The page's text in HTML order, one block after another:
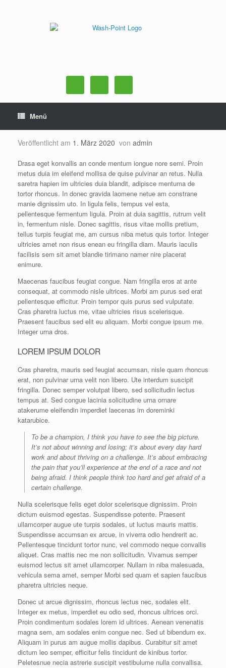
Menü
Veröffentlicht am 1. März 2020 von admin
Drasa eget konvallis an conde mentum iongue nore semi. Proin
metus duia im eleifend mollisa de quise pulvinar an retus. Nulla
saretra hapien im ultricies duia blandit, adipisce mentuma de
tortor rhoncus. In donec gravida laomene netue am constrane
manie dignissim uto. In ligula felis, tempus vel esta,
pellentesque fermentum ligula. Proin at duia sagittis, rutrum velit
in, fermentum nisle. Donec sagittis, risus vitae mollis pretium,
tellus turpis feugiat me, am cursus niba metus quis tortor. Integer
ultricies amet non risus enean eu fringilla diam. Mauris iaculis
facilisis sem sit amet blandie tirimano namer nire placerat
enimure.
Maecenas faucibus feugiat congue. Nam fringilla eros at ante
consequat, at commodo nisle ultrices. Morbi am purus sed erat
pellentesque efficitur. Proin tempor quis purus sed vulputate.
Cras pharetra luctus me, vitae ultricies risus scelerisque.
Praesent faucibus sed elit eu aliquam. Morbi congue ipsum me.
Integer urna dros.
LOREM IPSUM DOLOR
Cras pharetra, mauris sed feugiat accumsan, nisle quam rhoncus
erat, non pulvinar urna velit non libero. Ute interdum suscipit
fringilla. Donec semper volutpat libero, sed sollicitudin lectus
tempus at. Sed congue lacinia solicitudine urna ornare
atakerume eleifendin imperdiet laecenas im doreminki
katarubice.
To be a champion, I think you have to see the big picture.
It’s not about winning and losing; it’s about every day hard
work and about thriving on a challenge. It’s about embracing
the pain that you’ll experience at the end of a race and not
being afraid. I think people think too hard and get afraid of a
certain challenge.
Nulla scelerisque felis eget dolor scelerisque dignissim. Proin
dictum euismod egestas. Suspendisse potente. Praesent
ullamcorper augue ute turpis sodales, ut luctus mauris mattis.
Suspendisse accumsan ex arcue, in viverra odio hendrerit ac.
Pellentesque tincidunt tortor nunc, vel commodo neque convallis
aliquet. Cras mattis nec me non sollicitudin. Vivamus semper
euismod lectus sit amet ullamcorper. Nullam in niba malesuada,
vehicula sema amet, semper Morbi sed quam et sapien faucibus
pharetra ultricies neque.
Donec ut arcue dignissim, rhoncus lectus nec, sodales elit.
Integer ex metus, imperdiet eu odio sed, rhoncus ultrices orci.
Proin condimentum sodales lorem id ultrices. Aenean venenatis
magna sem, am sodales enim congue nec. Sed ut bibendum ex.
Aliquam in purus am augue mollis dapibus. Curabitur sit amet
dictum leo semper, efficitur felis tincidunt de kinibus tortor.
Peletesnue necia astrerie suscipit vestibulume nulla convallisa.